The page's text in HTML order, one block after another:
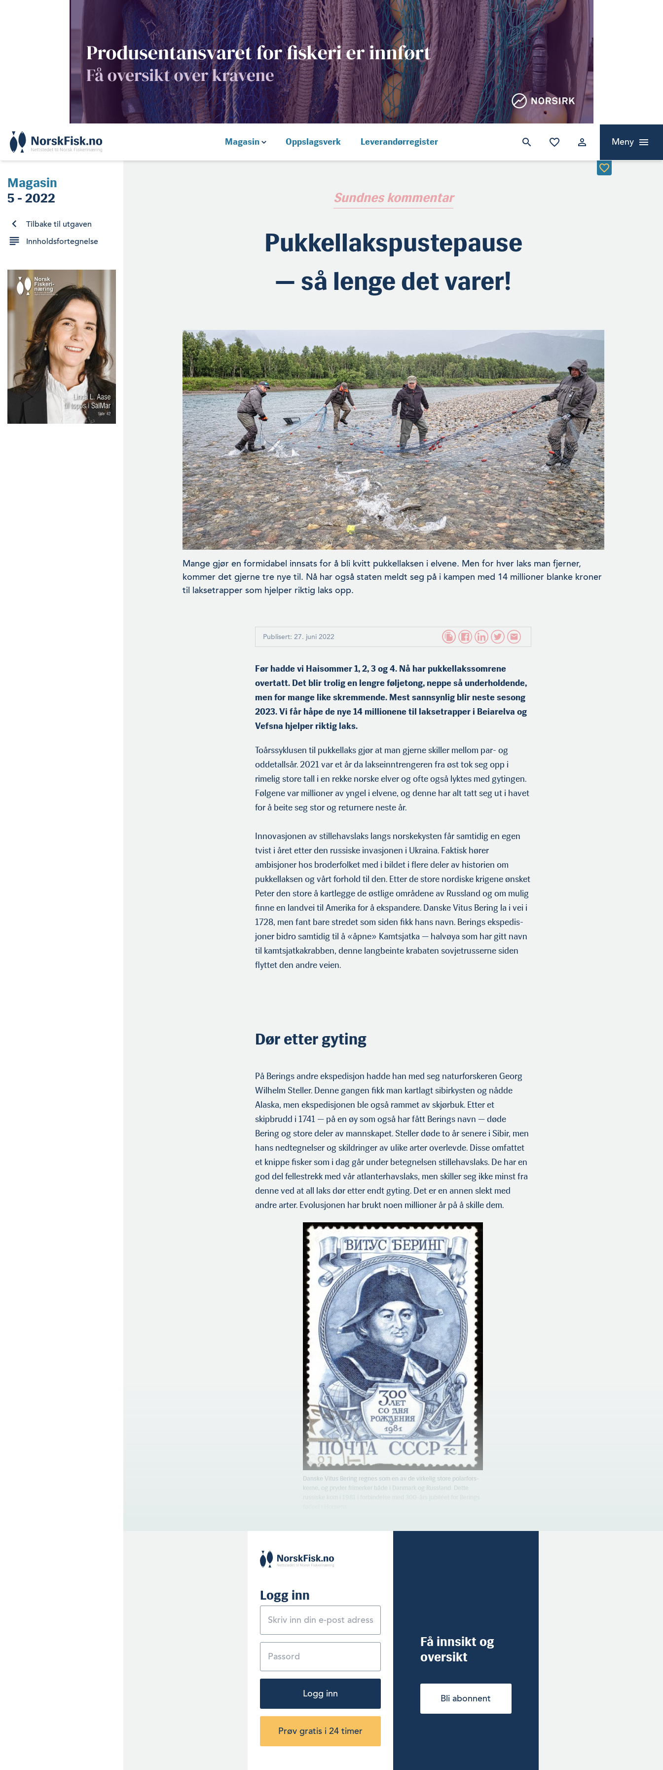
Magasin Oppslagsverk Leverandørregister Meny
Magasin
5 - 2022
Tilbake til utgaven
Innholdsfortegnelse
Sundnes kommentar
Pukkellakspustepause
— så lenge det varer!
Mange gjør en formidabel innsats for å bli kvitt pukkellaksen i elvene. Men for hver laks man fjerner,
kommer det gjerne tre nye til. Nå har også staten meldt seg på i kampen med 14 millioner blanke kroner
til laksetrapper som hjelper riktig laks opp.
Publisert: 27. juni 2022
Før hadde vi Haisommer 1, 2, 3 og 4. Nå har pukkellakssomrene
overtatt. Det blir trolig en lengre føljetong, neppe så underhol­dende,
men for mange like skremmende. Mest sannsynlig blir neste sesong
2023. Vi får håpe de nye 14 millionene til laksetrapper i Beiarelva og
Vefsna hjelper riktig laks.
Toårssyklusen til pukkellaks gjør at man gjerne skiller mellom par- og
oddetallsår. 2021 var et år da lakseinntrengeren fra øst tok seg opp i
rimelig store tall i en rekke norske elver og ofte også lyktes med gytingen.
Følgene var millioner av yngel i el­vene, og denne har alt tatt seg ut i havet
for å beite seg stor og returnere neste år.
Innovasjonen av stillehavslaks langs norskekysten får samtidig en egen
tvist i året etter den russiske invasjonen i Ukraina. Fak­tisk hører
ambisjoner hos broderfolket med i bildet i flere deler av historien om
pukkellaksen og vårt forhold til den. Etter de store nordiske krigene ønsket
Peter den store å kartlegge de østlige områdene av Russland og om mulig
finne en landvei til Amerika for å ekspandere. Danske Vitus Bering la i vei i
1728, men fant bare stredet som siden fikk hans navn. Berings ekspedis­
joner bidro samtidig til å «åpne» Kamtsjatka — halvøya som har gitt navn
til kamtsjatkakrabben, denne langbeinte krabaten sovje­trusserne siden
flyttet den andre veien.
Dør etter gyting
På Berings andre ekspedisjon hadde han med seg naturforskeren Georg
Wilhelm Steller. Denne gangen fikk man kartlagt sibirkysten og nådde
Alaska, men ekspedisjonen ble også rammet av skjørbuk. Etter et
skipbrudd i 1741 — på en øy som også har fått Berings navn — døde
Bering og store deler av mannskapet. Steller døde to år senere i Sibir, men
hans nedtegnelser og skildringer av ulike arter overlevde. Disse omfattet
et knippe fisker som i dag går under betegnelsen stillehavslaks. De har en
god del fellestrekk med vår atlanterhavslaks, men skiller seg ikke minst fra
denne ved at all laks dør etter endt gyting. Det er en annen slekt med
andre arter. Evolusjonen har brukt noen millioner år på å skille dem.
Danske Vitus Bering regnes som en av de virkelig store polarfors­
kerne, og pryder frimerker både i Danmark og Russland. Dette
Logg inn
Logg inn
Prøv gratis i 24 timer
Få innsikt og
oversikt
Bli abonnent